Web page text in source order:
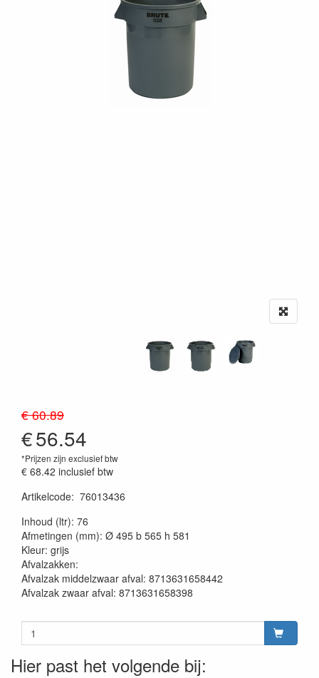
€ 60.89
€56.54
*Prijzen zijn exclusief btw
€ 68.42 inclusief btw
Artikelcode: 76013436
Inhoud (ltr): 76
Afmetingen (mm): Ø 495 b 565 h 581
Kleur: grijs
Afvalzakken:
Afvalzak middelzwaar afval: 8713631658442
Afvalzak zwaar afval: 8713631658398
Hier past het volgende bij: